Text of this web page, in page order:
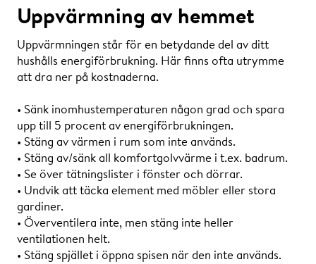
Uppvärmning av hemmet
Uppvärmningen står för en betydande del av ditt
hushålls energiförbrukning. Här finns ofta utrymme
att dra ner på kostnaderna.
• Sänk inomhustemperaturen någon grad och spara
upp till 5 procent av energiförbrukningen.
• Stäng av värmen i rum som inte används.
• Stäng av/sänk all komfortgolvvärme i t.ex. badrum.
• Se över tätningslister i fönster och dörrar.
• Undvik att täcka element med möbler eller stora
gardiner.
• Överventilera inte, men stäng inte heller
ventilationen helt.
• Stäng spjället i öppna spisen när den inte används.